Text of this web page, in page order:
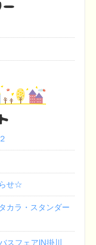
ー
せ☆
カラ・スタンダー
スフェアIN掛川